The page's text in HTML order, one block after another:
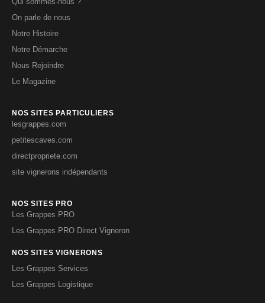
On parle de nous
Notre Histoire
Notre Démarche
Nous Rejoindre
Le Magazine
NOS SITES PARTICULIERS
lesgrappes.com
petitescaves.com
directpropriete.com
site vignerons indépendants
NOS SITES PRO
Les Grappes PRO
Les Grappes PRO Direct Vigneron
NOS SITES VIGNERONS
Les Grappes Services
Les Grappes Logistique